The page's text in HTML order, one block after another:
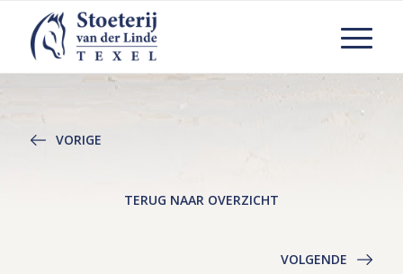
VORIGE
TERUG NAAR OVERZICHT
VOLGENDE